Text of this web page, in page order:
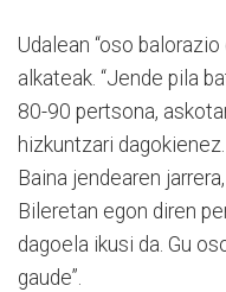
Udalean “oso
alkateak. “Jende pila
80-90 pertsona,
hizkuntzari
Baina jendearen
Bileretan egon diren
dagoela ikusi da. Gu
gaude”.